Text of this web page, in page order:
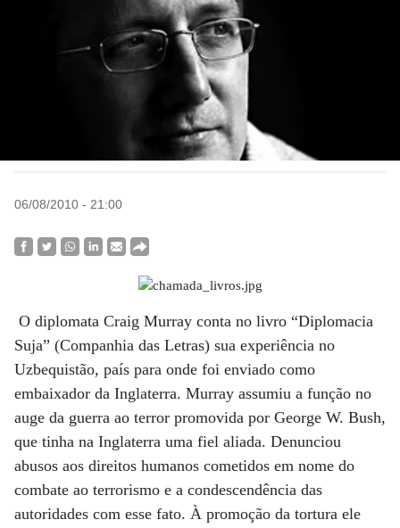
06/08/2010 - 21:00
O diplomata Craig Murray conta no livro “Diplomacia
Suja” (Companhia das Letras) sua experiência no
Uzbequistão, país para onde foi enviado como
embaixador da Inglaterra. Murray assumiu a função no
auge da guerra ao terror promovida por George W. Bush,
que tinha na Inglaterra uma fiel aliada. Denunciou
abusos aos direitos humanos cometidos em nome do
combate ao terrorismo e a condescendência das
autoridades com esse fato. À promoção da tortura ele